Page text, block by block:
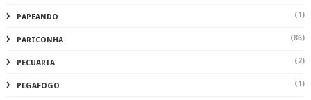
PAPEANDO (1)
PARICONHA (86)
PECUARIA (2)
PEGAFOGO (1)